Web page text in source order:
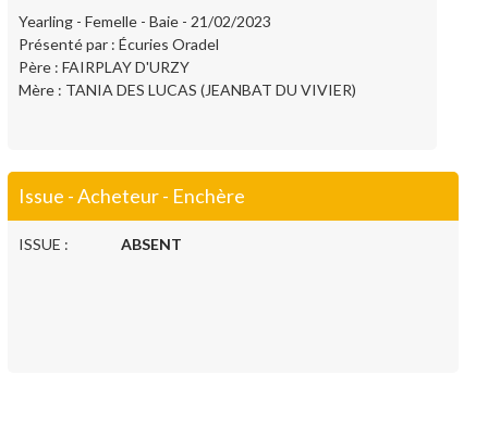
Yearling - Femelle - Baie - 21/02/2023
Présenté par : Écuries Oradel
Père : FAIRPLAY D'URZY
Mère : TANIA DES LUCAS (JEANBAT DU VIVIER)
Issue - Acheteur - Enchère
ISSUE : ABSENT